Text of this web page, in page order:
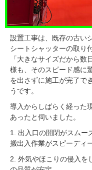
設置工事は、既存の古い
シートシャッターの取り
「大きなサイズだから
様も、そのスピード感に
を出さずに施工が完了で
うです。
導入からしばらく経った
あったと伺いました。
1. 出入口の開閉がスムー
搬出入作業がスピーディ
2. 外気やほこりの侵入を